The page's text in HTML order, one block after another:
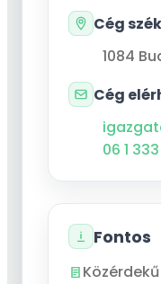
Cég
1084
Cég
06 1
Fontos